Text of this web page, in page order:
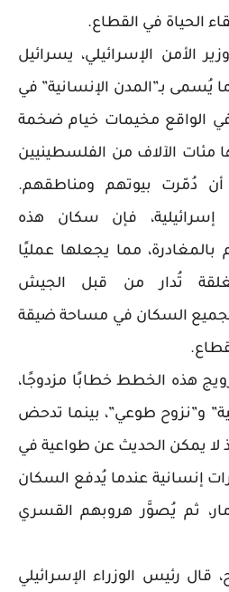
الحياة في القطاع.
الأمن الإسرائيلي، يسرائيل
يُسمى بـ”المدن الإنسانية” في
الواقع مخيمات خيام ضخمة
مئات الآلاف من الفلسطينيين
دُمّرت بيوتهم ومناطقهم.
إسرائيلية، فإن سكان هذه
مما يجعلها عمليًا
تُدار من قبل الجيش
تجميع السكان في مساحة ضيقة
هذه الخطط خطابًا مزدوجًا،
و”نزوح طوعي”، بينما تدحض
لا يمكن الحديث عن طواعية في
إنسانية عندما يُدفع السكان
ثم يُصوَّر هروبهم القسري
رئيس الوزراء الإسرائيلي